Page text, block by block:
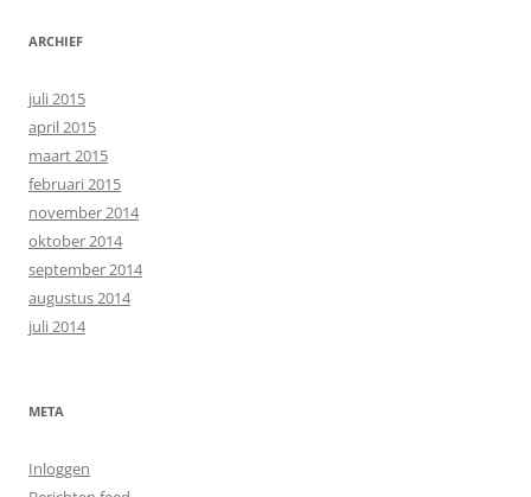
ARCHIEF
juli 2015
april 2015
maart 2015
februari 2015
november 2014
oktober 2014
september 2014
augustus 2014
juli 2014
META
Inloggen